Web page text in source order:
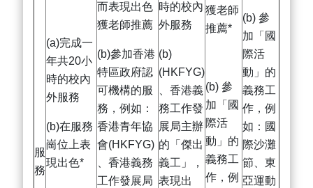
服
務
(a)完成一
年共20小
時的校內
外服務
(b)在服務
崗位上表
現出色*
而表現出色
獲老師推薦
(b)參加香港
特區政府認
可機構的服
務，例如：
香港青年協
會(HKFYG)
、香港義務
工作發展局
時的校內
外服務
(b)
(HKFYG)
、香港義
務工作發
展局主辦
的「傑出
義工」，
表現出
獲老師
推薦*
(b) 參
加「國
際活
動」的
義務工
作，例
(b) 參
加「國
際活
動」的
義務工
作，例
如：國
際沙灘
節、東
亞運動